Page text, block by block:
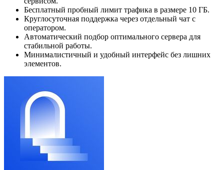
Бесплатный пробный лимит трафика в размере 10 ГБ.
Круглосуточная поддержка через отдельный чат с
оператором.
Автоматический подбор оптимального сервера для
стабильной работы.
Минималистичный и удобный интерфейс без лишних
элементов.